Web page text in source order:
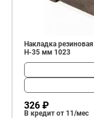
Накладка
Н-35 мм 1023
326 ₽
В кредит от 11/мес